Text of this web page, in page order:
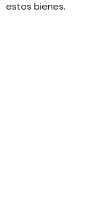
estos bienes.